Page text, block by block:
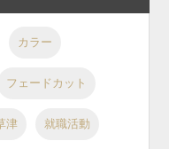
カラー
フェードカット
津 就職活動